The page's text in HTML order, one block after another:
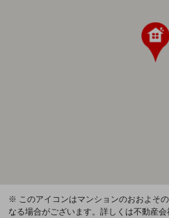
※ このアイコンはマンションのおおよそ
なる場合がございます。詳しくは不動産会